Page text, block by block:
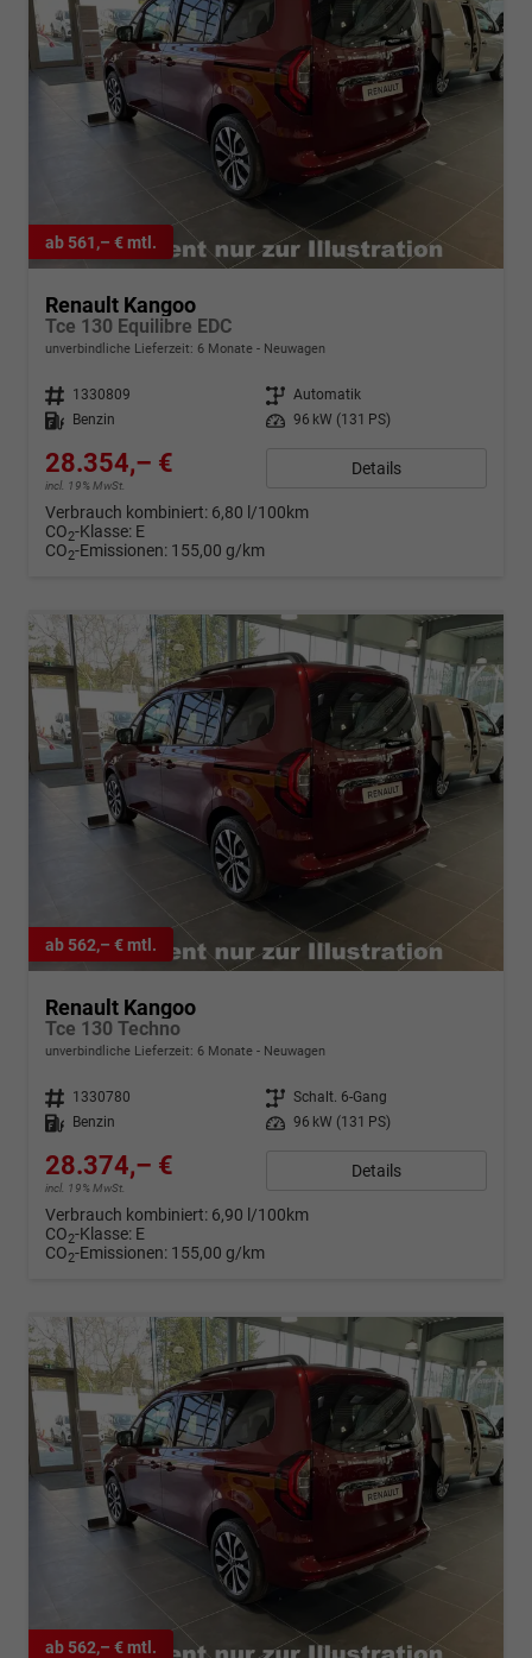
ab 561,– € mtl.
Renault Kangoo
Tce 130 Equilibre EDC
unverbindliche Lieferzeit: 6 Monate Neuwagen
Fahrzeugnr. 1330809 Getriebe Automatik
Kraftstoff
Benzin Leistung 96 kW (131 PS)
28.354,– €
incl. 19% MwSt.
Details
Verbrauch kombiniert: 6,80 l/100km
CO2-Klasse: E
CO2-Emissionen: 155,00 g/km
ab 562,– € mtl.
Renault Kangoo
Tce 130 Techno
unverbindliche Lieferzeit: 6 Monate Neuwagen
Fahrzeugnr. 1330780 Getriebe Schalt. 6-Gang
Kraftstoff
Benzin Leistung 96 kW (131 PS)
28.374,– €
incl. 19% MwSt.
Details
Verbrauch kombiniert: 6,90 l/100km
CO2-Klasse: E
CO2-Emissionen: 155,00 g/km
ab 562,– € mtl.